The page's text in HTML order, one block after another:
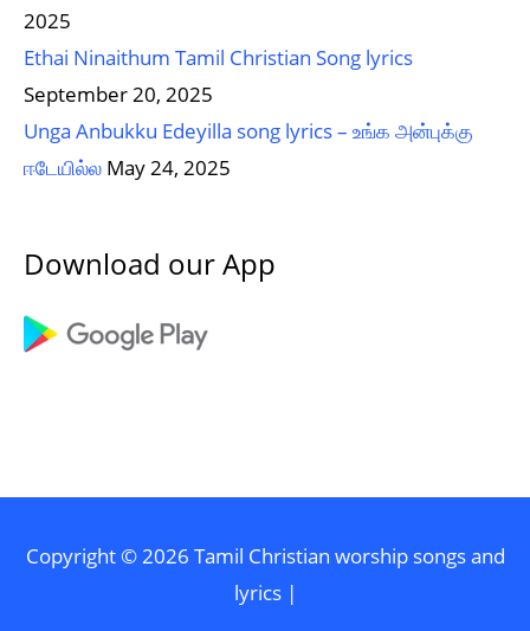
2025
Ethai Ninaithum Tamil Christian Song lyrics
September 20, 2025
Unga Anbukku Edeyilla song lyrics – உங்க அன்புக்கு
ஈடேயில்ல May 24, 2025
Download our App
Copyright © 2026 Tamil Christian worship songs and
lyrics|